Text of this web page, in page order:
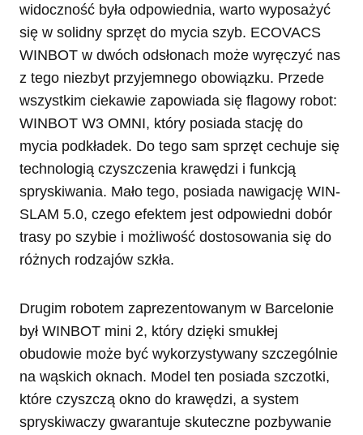
widoczność była odpowiednia, warto wyposażyć
się w solidny sprzęt do mycia szyb. ECOVACS
WINBOT w dwóch odsłonach może wyręczyć nas
z tego niezbyt przyjemnego obowiązku. Przede
wszystkim ciekawie zapowiada się flagowy robot:
WINBOT W3 OMNI, który posiada stację do
mycia podkładek. Do tego sam sprzęt cechuje się
technologią czyszczenia krawędzi i funkcją
spryskiwania. Mało tego, posiada nawigację WIN-
SLAM 5.0, czego efektem jest odpowiedni dobór
trasy po szybie i możliwość dostosowania się do
różnych rodzajów szkła.
Drugim robotem zaprezentowanym w Barcelonie
był WINBOT mini 2, który dzięki smukłej
obudowie może być wykorzystywany szczególnie
na wąskich oknach. Model ten posiada szczotki,
które czyszczą okno do krawędzi, a system
spryskiwaczy gwarantuje skuteczne pozbywanie